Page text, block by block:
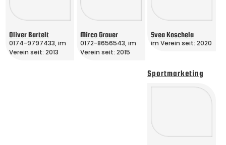
Oliver Bartelt
0174-9797433,im
Verein seit: 2013
Mirco Grauer
0172-8656543,im
Verein seit: 2015
Svea Koschela
im Verein seit: 2020
Sportmarketing